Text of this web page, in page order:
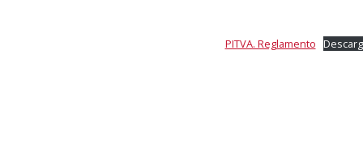
PITVA. Reglamento